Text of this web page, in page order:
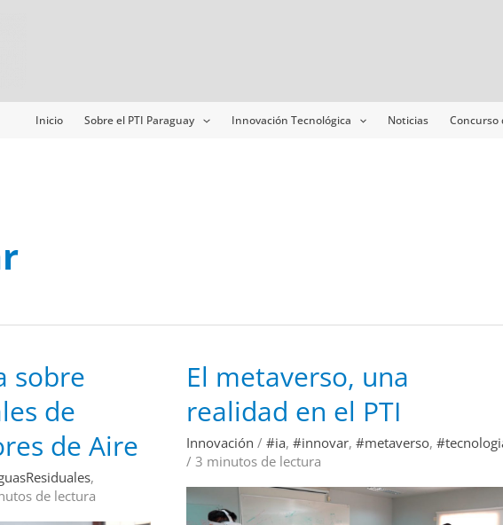
Inicio Sobre el PTI Paraguay Innovación Tecnológica Noticias Concurso
sobre
de
de Aire
,
de lectura
El metaverso, una
realidad en el PTI
Innovación / #ia, #innovar, #metaverso,
/ 3 minutos de lectura
metaverso,
una
realidad
en
PTI